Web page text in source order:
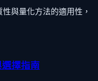
與量化方法的適用性，
擇指南